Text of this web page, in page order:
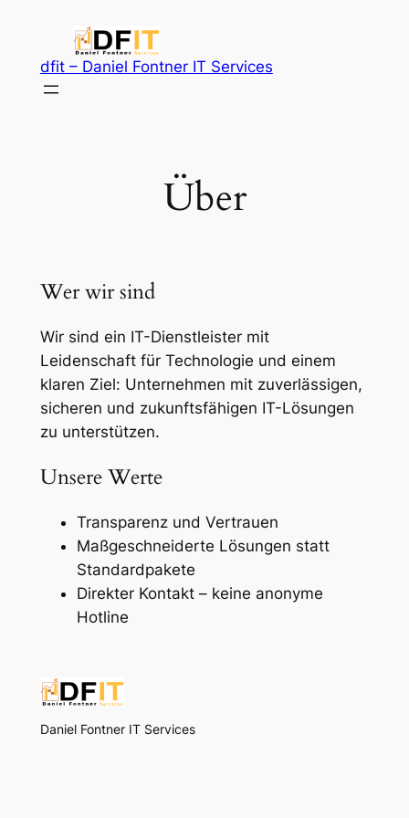
springendfit – Daniel Fontner IT Services
Über
Wer wir sind
Wir sind ein IT-Dienstleister mit
Leidenschaft für Technologie und einem
klaren Ziel: Unternehmen mit zuverlässigen,
sicheren und zukunftsfähigen IT-Lösungen
zu unterstützen.
Unsere Werte
Transparenz und Vertrauen
Maßgeschneiderte Lösungen statt
Standardpakete
Direkter Kontakt – keine anonyme
Hotline
Daniel Fontner IT Services